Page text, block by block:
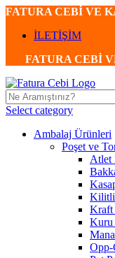
FATURA CEBİ VE
İLETİŞİM
FATURA CEBİ
Select category
Ambalaj Ürünleri
Poşet ve
Atlet
Kilitli
Kraft
Kuru
Opp-